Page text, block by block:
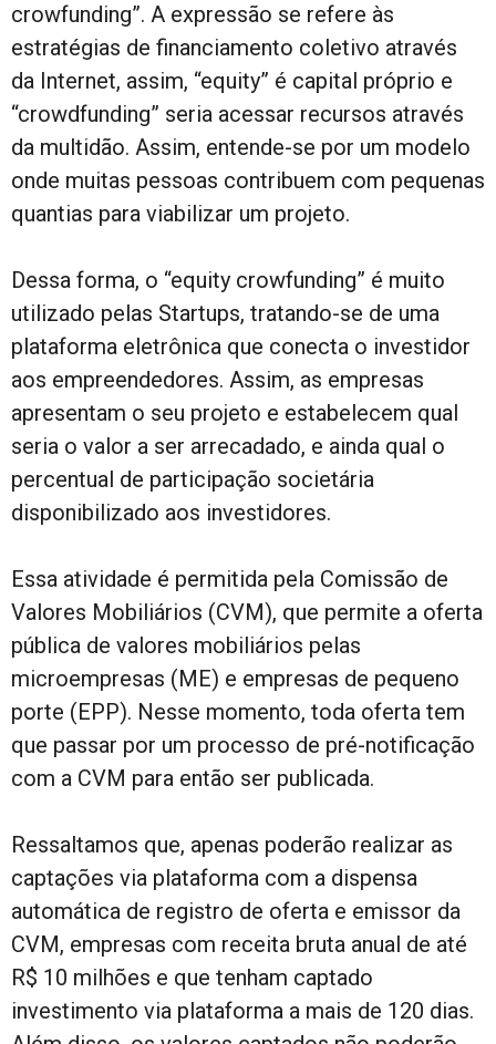
crowfunding”. A expressão se refere às
estratégias de financiamento coletivo através
da Internet, assim, “equity” é capital próprio e
“crowdfunding” seria acessar recursos através
da multidão. Assim, entende-se por um modelo
onde muitas pessoas contribuem com pequenas
quantias para viabilizar um projeto.
Dessa forma, o “equity crowfunding” é muito
utilizado pelas Startups, tratando-se de uma
plataforma eletrônica que conecta o investidor
aos empreendedores. Assim, as empresas
apresentam o seu projeto e estabelecem qual
seria o valor a ser arrecadado, e ainda qual o
percentual de participação societária
disponibilizado aos investidores.
Essa atividade é permitida pela Comissão de
Valores Mobiliários (CVM), que permite a oferta
pública de valores mobiliários pelas
microempresas (ME) e empresas de pequeno
porte (EPP). Nesse momento, toda oferta tem
que passar por um processo de pré-notificação
com a CVM para então ser publicada.
Ressaltamos que, apenas poderão realizar as
captações via plataforma com a dispensa
automática de registro de oferta e emissor da
CVM, empresas com receita bruta anual de até
R$ 10 milhões e que tenham captado
investimento via plataforma a mais de 120 dias.